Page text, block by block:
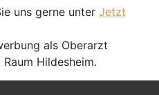
uns gerne unter Jetzt
als Oberarzt
Hildesheim.